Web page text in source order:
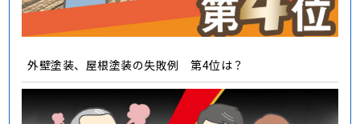
外壁塗装、屋根塗装の失敗例 第4位は？